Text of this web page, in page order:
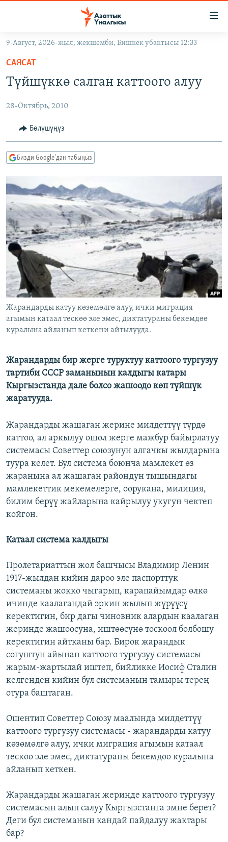
Навигацияга
өтүңүз
Издөөгө
салыңызКЫРГЫЗСТАН
САЯСАТ
ЭКОНОМИКА
ДҮЙНӨ
ДҮЙНӨ
БОРБОР АЗИЯ
УКРАИНА
АТАЙЫН ИЛИКТӨӨ
БҮГҮН АЗАТТЫКТА
ЭКСПЕРТТЕР ТАЛДАЙТ
БИЗ ЖАНА ДҮЙНӨ
ДАНИСТЕ
ЭЖЕ-СИҢДИЛЕР
АЗАТТЫК+
ЫҢГАЙСЫЗ СУРООЛОР
ПОДКАСТ
ӨЗГӨЧӨ ПИКИР
Русский
ОНЛАЙН ШЕРИНЕ
ЭЕ/АРнун бардык сайттары
9-Август, 2026-жыл, жекшемби, Бишкек убактысы 12:33
САЯСАТ
Түйшүккө салган каттоого алуу
28-Октябрь, 2010
Бөлүшүңүз
Бизди Google'дан табыңыз
Жарандарды катуу көзөмөлгө алуу, ички миграция
агымын катаал тескөө эле эмес, диктатураны бекемдөө
куралына айланып кеткени айтылууда.
Жарандарды бир жерге туруктуу каттоого тургузуу
тартиби CCCР заманынын калдыгы катары
Кыргызстанда дале болсо жашоодо көп түйшүк
жаратууда.
Жарандарды жашаган жерине милдеттүү түрдө
каттоо, ал аркылуу ошол жерге мажбур байырлатуу
системасы Советтер союзунун алгачкы жылдарына
туура келет. Бул система боюнча мамлекет өз
жаранына ал жашаган райондун тышындагы
мамлекеттик мекемелерге, оорукана, милиция,
билим берүү жайларына кайрылуу укугун чектеп
койгон.
Катаал система калдыгы
Пролетариаттын жол башчысы Владимир Ленин
1917-жылдан кийин дароо эле паспорттук
системаны жокко чыгарып, карапайымдар өлкө
ичинде каалагандай эркин жылып жүрүүсү
керектигин, бир дагы чиновник алардын каалаган
жеринде жашоосуна, иштөөсүнө тоскоол болбошу
керектигин айтканы бар. Бирок жарандык
согуштун айынан каттоого тургузуу системасы
жарым-жартылай иштеп, бийликке Иосиф Сталин
келгенден кийин бул системанын тамыры терең
отура баштаган.
Ошентип Советтер Союзу маалында милдеттүү
каттоого тургузуу системасы - жарандарды катуу
көзөмөлгө алуу, ички миграция агымын катаал
тескөө эле эмес, диктатураны бекемдөө куралына
айланып кеткен.
Жарандарды жашаган жеринде каттоого тургузуу
системасын алып салуу Кыргызстанга эмне берет?
Деги бул системанын кандай пайдалуу жактары
бар?